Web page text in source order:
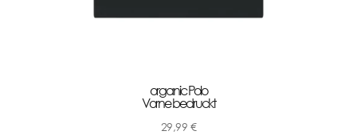
organic Polo
Vorne bedruckt
29,99 €